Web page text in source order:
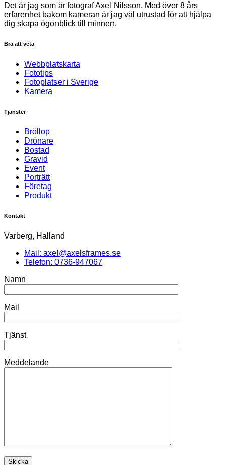
Det är jag som är fotograf Axel Nilsson. Med över 8 års
erfarenhet bakom kameran är jag väl utrustad för att hjälpa
dig skapa ögonblick till minnen.
Bra att veta
Webbplatskarta
Fototips
Fotoplatser i Sverige
Kamera
Tjänster
Bröllop
Drönare
Bostad
Gravid
Event
Porträtt
Företag
Produkt
Kontakt
Varberg, Halland
Mail: axel@axelsframes.se
Telefon: 0736-947067
Namn
Mail
Tjänst
Meddelande